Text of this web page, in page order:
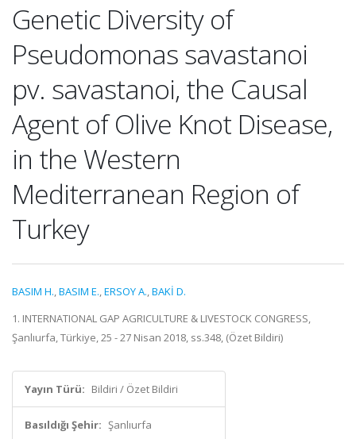
Genetic Diversity of
Pseudomonas savastanoi
pv. savastanoi, the Causal
Agent of Olive Knot Disease,
in the Western
Mediterranean Region of
Turkey
BASIM H.,BASIM E.,ERSOY A.,BAKİ D.
1. INTERNATIONAL GAP AGRICULTURE & LIVESTOCK CONGRESS,
Şanlıurfa, Türkiye, 25 - 27 Nisan 2018, ss.348, (Özet Bildiri)
Yayın Türü: Bildiri / Özet Bildiri
Basıldığı Şehir: Şanlıurfa